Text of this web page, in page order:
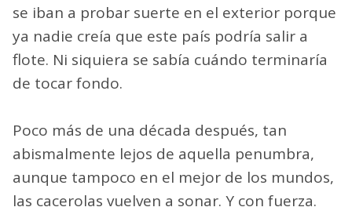
se iban a probar suerte en el exterior porque
ya nadie creía que este país podría salir a
flote. Ni siquiera se sabía cuándo terminaría
de tocar fondo.
Poco más de una década después, tan
abismalmente lejos de aquella penumbra,
aunque tampoco en el mejor de los mundos,
las cacerolas vuelven a sonar. Y con fuerza.